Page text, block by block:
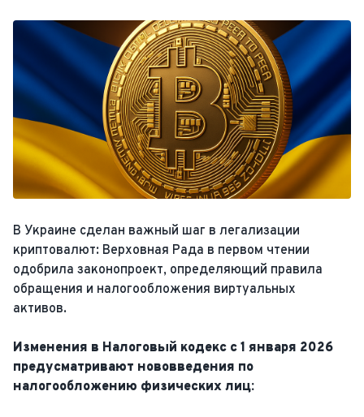
В Украине сделан важный шаг в легализации
криптовалют: Верховная Рада в первом чтении
одобрила законопроект, определяющий правила
обращения и налогообложения виртуальных
активов.
Изменения в Налоговый кодекс с 1 января 2026
предусматривают нововведения по
налогообложению физических лиц: